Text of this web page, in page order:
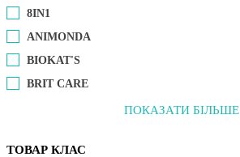
8IN1
ANIMONDA
BIOKAT'S
BRIT CARE
ПОКАЗАТИ БІЛЬШЕ
ТОВАР КЛАС